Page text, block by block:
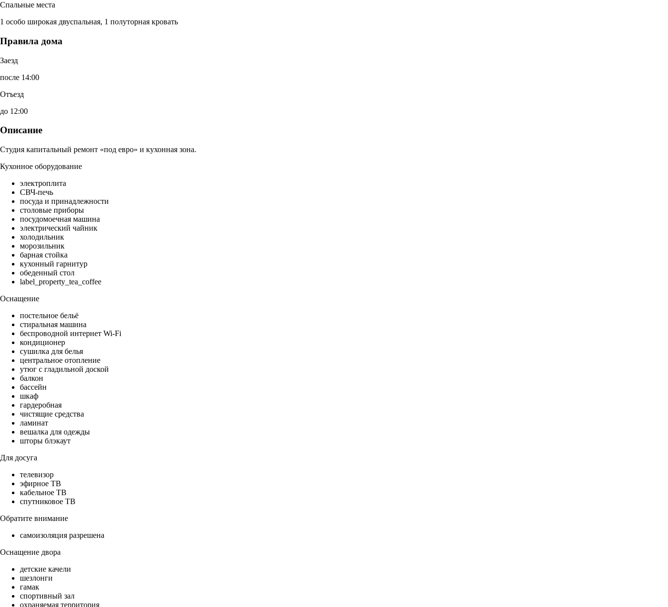
Спальные места
1 особо широкая двуспальная, 1 полуторная кровать
Правила дома
Заезд
после 14:00
Отъезд
до 12:00
Описание
Студия капитальный ремонт «под евро» и кухонная зона.
Кухонное оборудование
электроплита
СВЧ-печь
посуда и принадлежности
столовые приборы
посудомоечная машина
электрический чайник
холодильник
морозильник
барная стойка
кухонный гарнитур
обеденный стол
label_property_tea_coffee
Оснащение
постельное бельё
стиральная машина
беспроводной интернет Wi-Fi
кондиционер
сушилка для белья
центральное отопление
утюг с гладильной доской
балкон
бассейн
шкаф
гардеробная
чистящие средства
ламинат
вешалка для одежды
шторы блэкаут
Для досуга
телевизор
эфирное ТВ
кабельное ТВ
спутниковое ТВ
Обратите внимание
самоизоляция разрешена
Оснащение двора
детские качели
шезлонги
гамак
спортивный зал
охраняемая территория